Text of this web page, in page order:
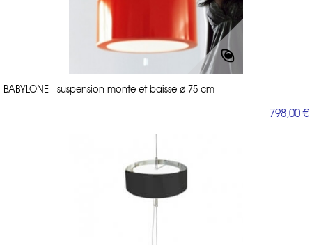
BABYLONE - suspension monte et baisse ø 75 cm
798,00 €